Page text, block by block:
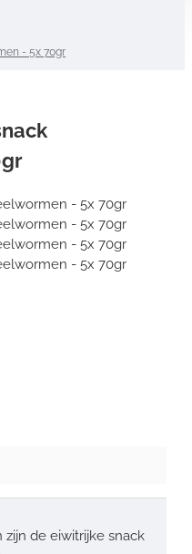
- 5x 70gr
de eiwitrijke snack